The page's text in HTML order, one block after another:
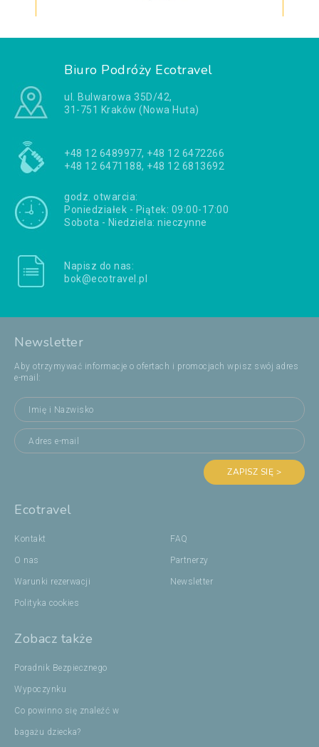
Biuro Podróży Ecotravel
ul. Bulwarowa 35D/42,
31-751 Kraków (Nowa Huta)
+48 12 6489977, +48 12 6472266
+48 12 6471188, +48 12 6813692
godz. otwarcia:
Poniedziałek - Piątek: 09:00-17:00
Sobota - Niedziela: nieczynne
Napisz do nas:
bok@ecotravel.pl
Newsletter
Aby otrzymywać informacje o ofertach i promocjach wpisz swój adres
e-mail:
ZAPISZ SIĘ >
Ecotravel
Kontakt
O nas
Warunki rezerwacji
Polityka cookies
FAQ
Partnerzy
Newsletter
Zobacz także
Poradnik Bezpiecznego
Wypoczynku
Co powinno się znaleźć w
bagażu dziecka?